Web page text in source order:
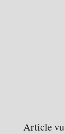
Article vu